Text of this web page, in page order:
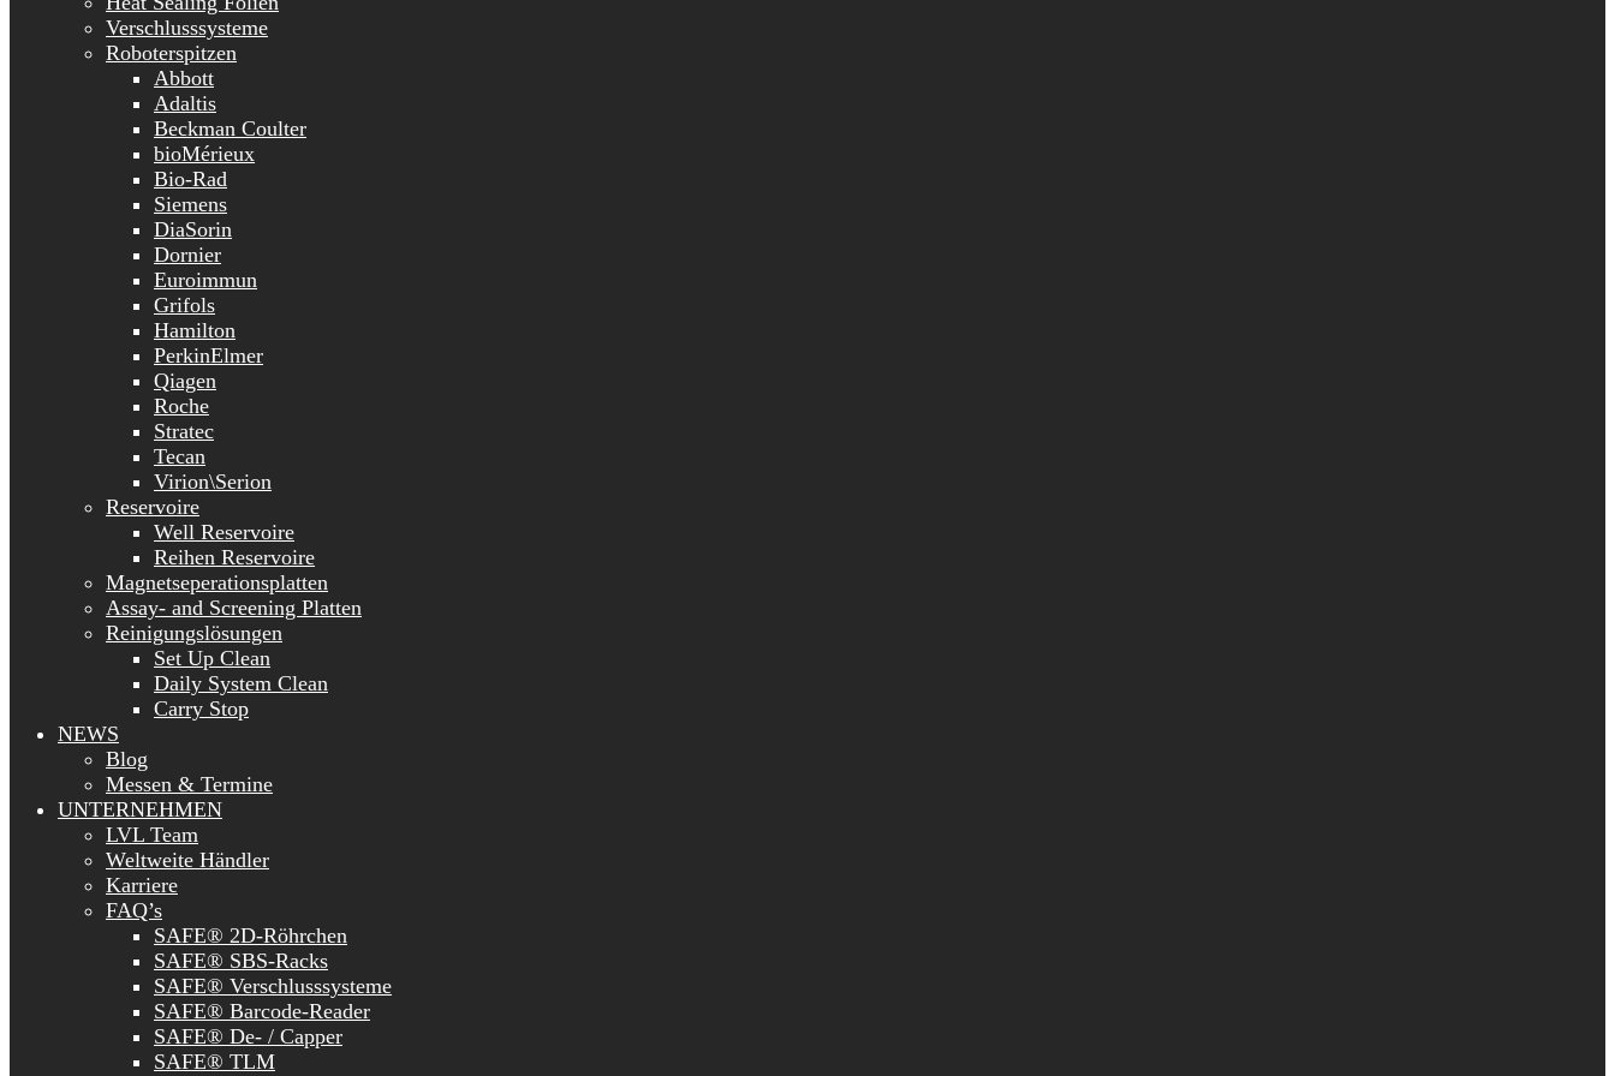
Verschlusssysteme
Roboterspitzen
Abbott
Adaltis
Beckman Coulter
bioMérieux
Bio-Rad
Siemens
DiaSorin
Dornier
Euroimmun
Grifols
Hamilton
PerkinElmer
Qiagen
Roche
Stratec
Tecan
Virion\Serion
Reservoire
Well Reservoire
Reihen Reservoire
Magnetseperationsplatten
Assay- and Screening Platten
Reinigungslösungen
Set Up Clean
Daily System Clean
Carry Stop
NEWS
Blog
Messen & Termine
UNTERNEHMEN
LVL Team
Weltweite Händler
Karriere
FAQ’s
SAFE® 2D-Röhrchen
SAFE® SBS-Racks
SAFE® Verschlusssysteme
SAFE® Barcode-Reader
SAFE® De- / Capper
SAFE® TLM